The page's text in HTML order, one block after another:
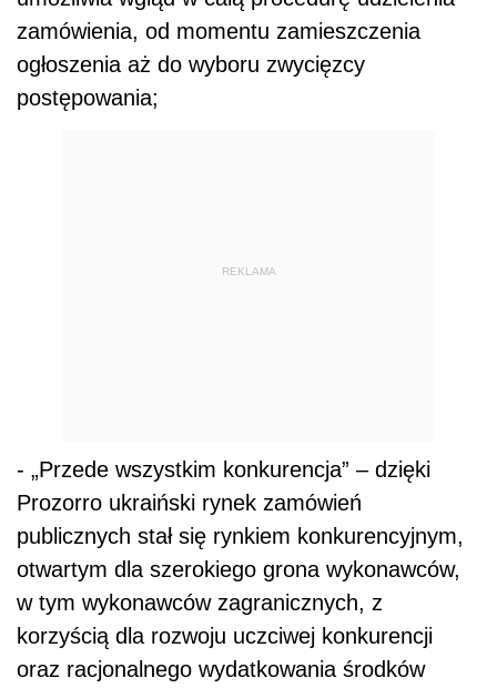
zamówienia, od momentu zamieszczenia
ogłoszenia aż do wyboru zwycięzcy
postępowania;
REKLAMA
- „Przede wszystkim konkurencja” – dzięki
Prozorro ukraiński rynek zamówień
publicznych stał się rynkiem konkurencyjnym,
otwartym dla szerokiego grona wykonawców,
w tym wykonawców zagranicznych, z
korzyścią dla rozwoju uczciwej konkurencji
oraz racjonalnego wydatkowania środków